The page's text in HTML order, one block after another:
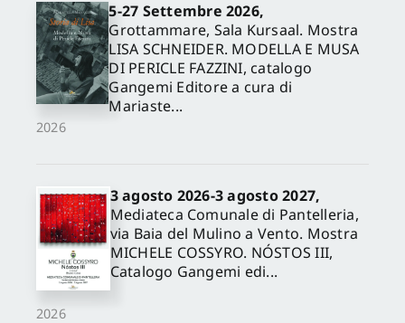
2026
5-27 Settembre 2026,
Grottammare, Sala Kursaal. Mostra
LISA SCHNEIDER. MODELLA E MUSA
DI PERICLE FAZZINI, catalogo
Gangemi Editore a cura di
Mariaste...
2026
3 agosto 2026-3 agosto 2027,
Mediateca Comunale di Pantelleria,
via Baia del Mulino a Vento. Mostra
MICHELE COSSYRO. NÓSTOS III,
Catalogo Gangemi edi...